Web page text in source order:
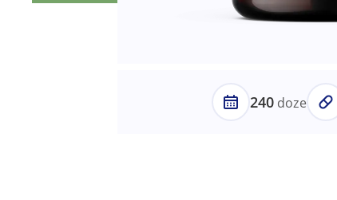
240doze